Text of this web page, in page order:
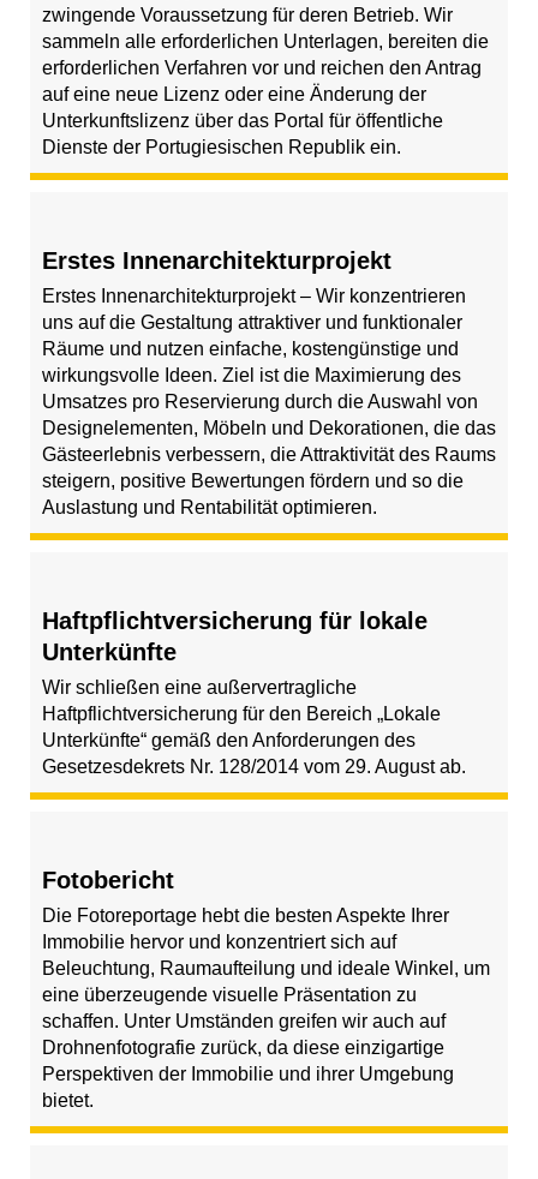
zwingende Voraussetzung für deren Betrieb. Wir
sammeln alle erforderlichen Unterlagen, bereiten die
erforderlichen Verfahren vor und reichen den Antrag
auf eine neue Lizenz oder eine Änderung der
Unterkunftslizenz über das Portal für öffentliche
Dienste der Portugiesischen Republik ein.
Erstes Innenarchitekturprojekt
Erstes Innenarchitekturprojekt – Wir konzentrieren
uns auf die Gestaltung attraktiver und funktionaler
Räume und nutzen einfache, kostengünstige und
wirkungsvolle Ideen. Ziel ist die Maximierung des
Umsatzes pro Reservierung durch die Auswahl von
Designelementen, Möbeln und Dekorationen, die das
Gästeerlebnis verbessern, die Attraktivität des Raums
steigern, positive Bewertungen fördern und so die
Auslastung und Rentabilität optimieren.
Haftpflichtversicherung für lokale
Unterkünfte
Wir schließen eine außervertragliche
Haftpflichtversicherung für den Bereich „Lokale
Unterkünfte“ gemäß den Anforderungen des
Gesetzesdekrets Nr. 128/2014 vom 29. August ab.
Fotobericht
Die Fotoreportage hebt die besten Aspekte Ihrer
Immobilie hervor und konzentriert sich auf
Beleuchtung, Raumaufteilung und ideale Winkel, um
eine überzeugende visuelle Präsentation zu
schaffen. Unter Umständen greifen wir auch auf
Drohnenfotografie zurück, da diese einzigartige
Perspektiven der Immobilie und ihrer Umgebung
bietet.